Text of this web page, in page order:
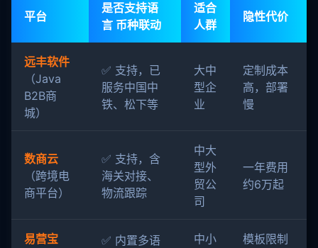
平台
是否支持语
言 币种联动
适合
人群
隐性代价
远丰软件
（Java
B2B商
城）
✅ 支持，已
服务中国中
铁、松下等
大中
型企
业
定制成本
高，部署
慢
数商云
（跨境电
商平台）
✅ 支持，含
海关对接、
物流跟踪
中大
型外
贸公
司
一年费用
约6万起
易营宝
✅ 内置多语
中小
模板限制